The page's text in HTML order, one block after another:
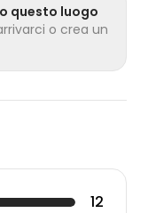
questo luogo
o crea un
12